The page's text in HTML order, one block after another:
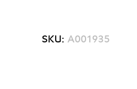
SKU: A001935